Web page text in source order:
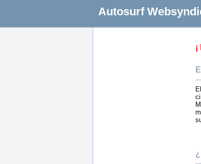
Autosurf